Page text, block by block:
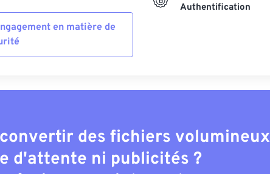
en matière de
Authentification
des fichiers volumineux
d'attente ni publicités ?